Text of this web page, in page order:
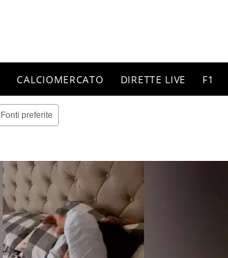
CALCIOMERCATO DIRETTE LIVE F1
Fonti preferite